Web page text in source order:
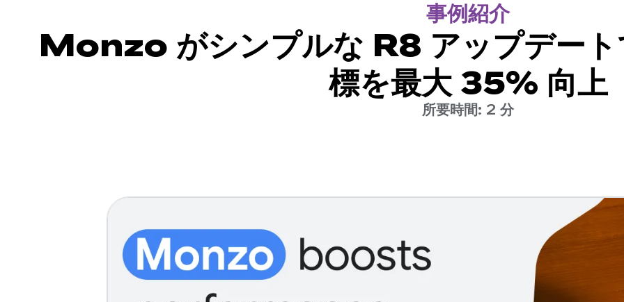
事例紹介
Monzo がシンプルな R8 アップデート
標を最大 35% 向上
所要時間: 2 分